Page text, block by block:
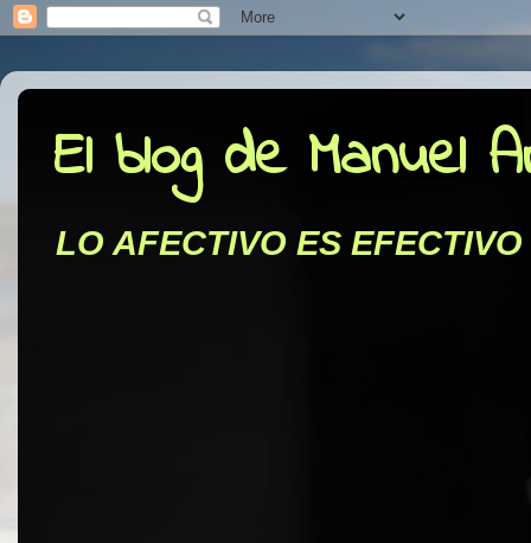
El blog de Manuel
LO AFECTIVO ES EFECTIVO